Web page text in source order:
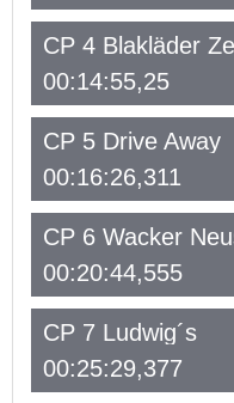
CP 4 Blakläder
00:14:55,25
CP 5 Drive Away
00:16:26,311
CP 6 Wacker
00:20:44,555
CP 7 Ludwig´s
00:25:29,377